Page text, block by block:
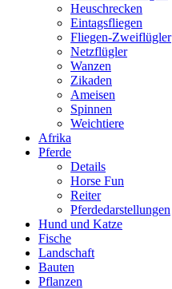
Heuschrecken
Eintagsfliegen
Fliegen-Zweiflügler
Netzflügler
Wanzen
Zikaden
Ameisen
Spinnen
Weichtiere
Afrika
Pferde
Details
Horse Fun
Reiter
Pferdedarstellungen
Hund und Katze
Fische
Landschaft
Bauten
Pflanzen